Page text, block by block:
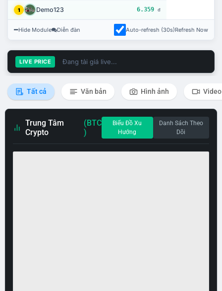
1 Demo123 6.359 đ
Hide Module Diễn đàn Auto-refresh (30s)Refresh Now
LIVE PRICE Đang tải giá live...
Tất cả Văn bản Hình ảnh Video
Trung Tâm
Crypto
(BTC
)
Biểu Đồ Xu
Hướng
Danh Sách Theo
Dõi